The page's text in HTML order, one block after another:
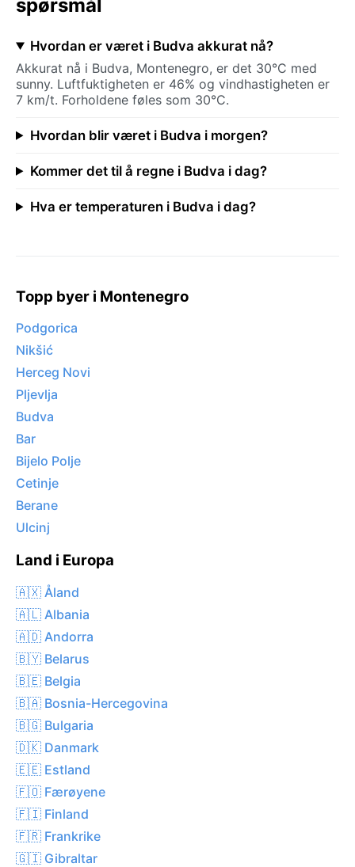
spørsmål
Hvordan er været i Budva akkurat nå?
Akkurat nå i Budva, Montenegro, er det 30°C med
sunny. Luftfuktigheten er 46% og vindhastigheten er
7 km/t. Forholdene føles som 30°C.
Hvordan blir været i Budva i morgen?
Kommer det til å regne i Budva i dag?
Hva er temperaturen i Budva i dag?
Topp byer i Montenegro
Podgorica
Nikšić
Herceg Novi
Pljevlja
Budva
Bar
Bijelo Polje
Cetinje
Berane
Ulcinj
Land i Europa
🇦🇽 Åland
🇦🇱 Albania
🇦🇩 Andorra
🇧🇾 Belarus
🇧🇪 Belgia
🇧🇦 Bosnia-Hercegovina
🇧🇬 Bulgaria
🇩🇰 Danmark
🇪🇪 Estland
🇫🇴 Færøyene
🇫🇮 Finland
🇫🇷 Frankrike
🇬🇮 Gibraltar